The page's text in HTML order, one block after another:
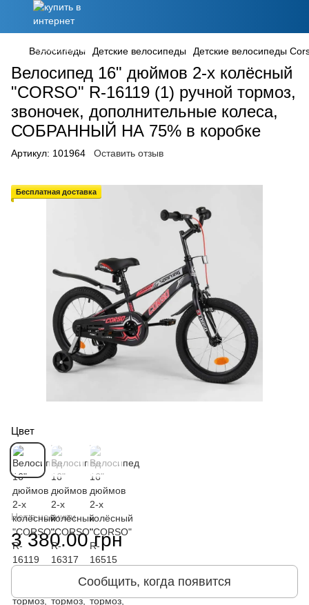
Велосипеды Детские велосипеды Детские велосипеды
Велосипед 16" дюймов 2-х колёсный
"CORSO" R-16119 (1) ручной тормоз,
звоночек, дополнительные колеса,
СОБРАННЫЙ НА 75% в коробке
Артикул: 101964 Оставить отзыв
Бесплатная доставка
Цвет
Нет в наличии
3 380.00 грн
Сообщить, когда появится